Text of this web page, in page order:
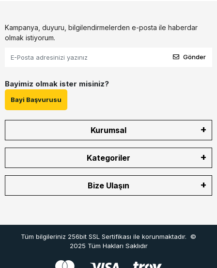
Kampanya, duyuru, bilgilendirmelerden e-posta ile haberdar
olmak istiyorum.
Gönder
Bayimiz olmak ister misiniz?
Bayi Başvurusu
Kurumsal
Kategoriler
Bize Ulaşın
Tüm bilgileriniz 256bit SSL Sertifikası ile korunmaktadır. ©
2025 Tüm Hakları Saklıdır